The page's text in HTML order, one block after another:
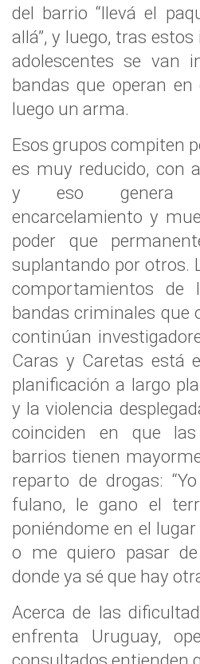
del barrio “llevá el
allá”, y luego, tras
adolescentes se van
bandas que operan en
luego un arma.
Esos grupos compiten
es muy reducido, con
y eso genera
encarcelamiento y
poder que
suplantando por otros.
comportamientos de
bandas criminales que
continúan
Caras y Caretas está
planificación a largo
y la violencia
coinciden en que
barrios tienen
reparto de drogas:
fulano, le gano el
poniéndome en el
o me quiero pasar
donde ya sé que hay
Acerca de las
enfrenta Uruguay,